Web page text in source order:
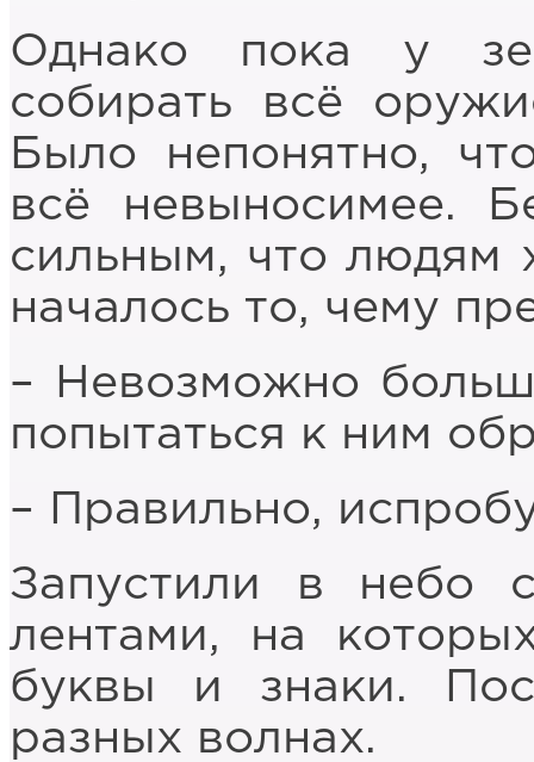
Однако пока у
собирать всё
Было непонятно,
всё невыносимее.
сильным, что людям
началось то, чему
– Невозможно
попытаться к ним
– Правильно,
Запустили в небо
лентами, на
буквы и знаки.
разных волнах.